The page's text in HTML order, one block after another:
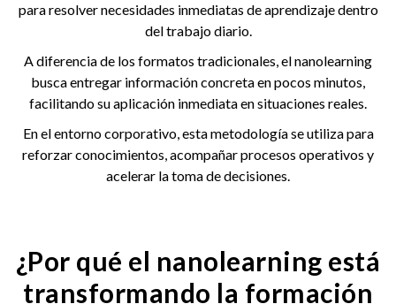
para resolver necesidades inmediatas de aprendizaje dentro
del trabajo diario.
A diferencia de los formatos tradicionales, el nanolearning
busca entregar información concreta en pocos minutos,
facilitando su aplicación inmediata en situaciones reales.
En el entorno corporativo, esta metodología se utiliza para
reforzar conocimientos, acompañar procesos operativos y
acelerar la toma de decisiones.
¿Por qué el nanolearning está
transformando la formación